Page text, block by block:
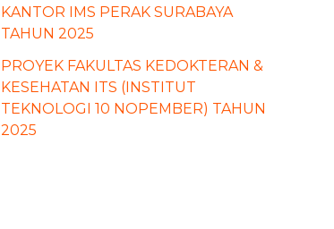
KANTOR IMS PERAK SURABAYA
TAHUN 2025
PROYEK FAKULTAS KEDOKTERAN &
KESEHATAN ITS (INSTITUT
TEKNOLOGI 10 NOPEMBER) TAHUN
2025